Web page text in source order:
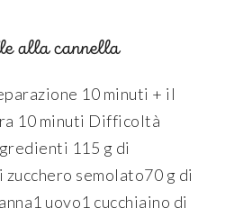
alla cannella
10 minuti + il
10 minuti Difficoltà
115 g di
zucchero semolato70 g di
uovo1 cucchiaino di